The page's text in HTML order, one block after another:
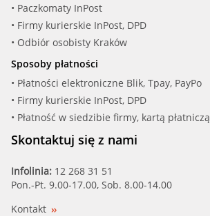
• Paczkomaty InPost
• Firmy kurierskie InPost, DPD
• Odbiór osobisty Kraków
Sposoby płatności
• Płatności elektroniczne Blik, Tpay, PayPo
• Firmy kurierskie InPost, DPD
• Płatność w siedzibie firmy, kartą płatniczą
Skontaktuj się z nami
Infolinia: 12 268 31 51
Pon.-Pt. 9.00-17.00, Sob. 8.00-14.00
Kontakt